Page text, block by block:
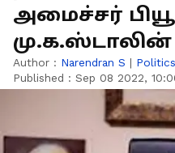
அமைச்சர்
மு.க.ஸ்டாலின்
Author : Narendran S | Politics
Published : Sep 08 2022,